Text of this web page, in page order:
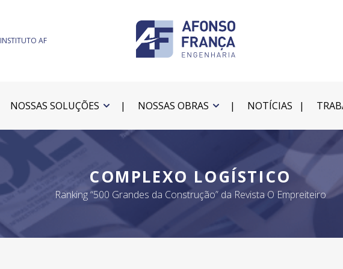
INSTITUTO AF
NOSSAS SOLUÇÕES NOSSAS OBRAS NOTÍCIAS
COMPLEXO LOGÍSTICO
Ranking “500 Grandes da Construção” da Revista O Empreiteiro